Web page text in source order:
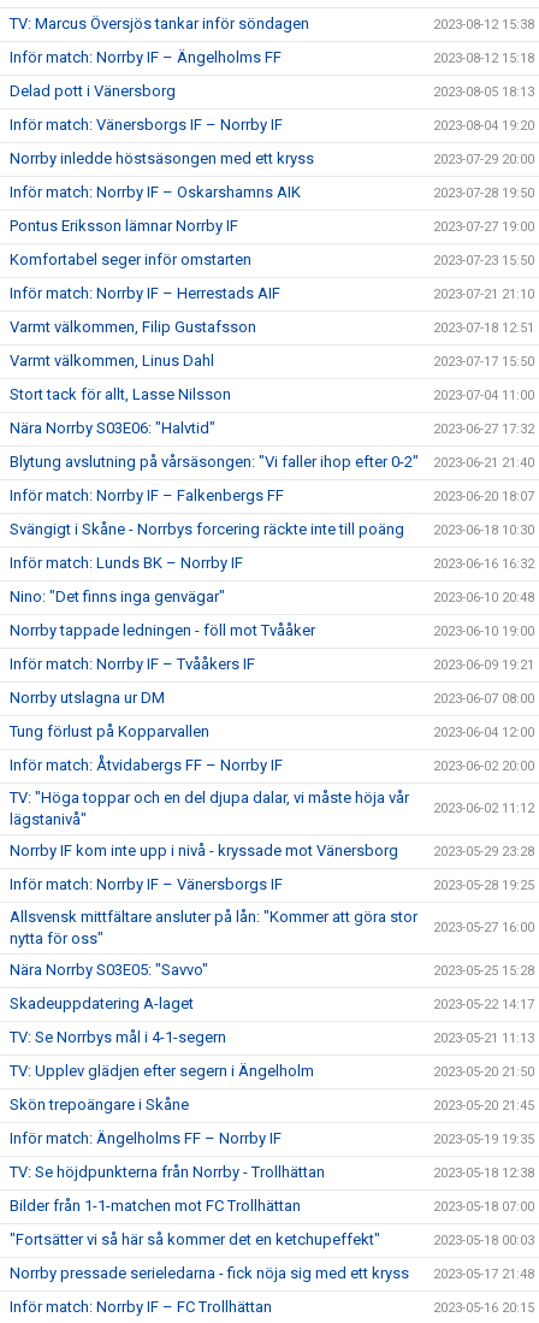
TV: Marcus Översjös tankar inför söndagen 2023-08-12 15:38
Inför match: Norrby IF – Ängelholms FF 2023-08-12 15:18
Delad pott i Vänersborg 2023-08-05 18:13
Inför match: Vänersborgs IF – Norrby IF 2023-08-04 19:20
Norrby inledde höstsäsongen med ett kryss 2023-07-29 20:00
Inför match: Norrby IF – Oskarshamns AIK 2023-07-28 19:50
Pontus Eriksson lämnar Norrby IF 2023-07-27 19:00
Komfortabel seger inför omstarten 2023-07-23 15:50
Inför match: Norrby IF – Herrestads AIF 2023-07-21 21:10
Varmt välkommen, Filip Gustafsson 2023-07-18 12:51
Varmt välkommen, Linus Dahl 2023-07-17 15:50
Stort tack för allt, Lasse Nilsson 2023-07-04 11:00
Nära Norrby S03E06: "Halvtid" 2023-06-27 17:32
Blytung avslutning på vårsäsongen: "Vi faller ihop efter 0-2" 2023-06-21 21:40
Inför match: Norrby IF – Falkenbergs FF 2023-06-20 18:07
Svängigt i Skåne - Norrbys forcering räckte inte till poäng 2023-06-18 10:30
Inför match: Lunds BK – Norrby IF 2023-06-16 16:32
Nino: "Det finns inga genvägar" 2023-06-10 20:48
Norrby tappade ledningen - föll mot Tvååker 2023-06-10 19:00
Inför match: Norrby IF – Tvååkers IF 2023-06-09 19:21
Norrby utslagna ur DM 2023-06-07 08:00
Tung förlust på Kopparvallen 2023-06-04 12:00
Inför match: Åtvidabergs FF – Norrby IF 2023-06-02 20:00
TV: "Höga toppar och en del djupa dalar, vi måste höja vår
lägstanivå"
2023-06-02 11:12
Norrby IF kom inte upp i nivå - kryssade mot Vänersborg 2023-05-29 23:28
Inför match: Norrby IF – Vänersborgs IF 2023-05-28 19:25
Allsvensk mittfältare ansluter på lån: "Kommer att göra stor
nytta för oss"
2023-05-27 16:00
Nära Norrby S03E05: "Savvo" 2023-05-25 15:28
Skadeuppdatering A-laget 2023-05-22 14:17
TV: Se Norrbys mål i 4-1-segern 2023-05-21 11:13
TV: Upplev glädjen efter segern i Ängelholm 2023-05-20 21:50
Skön trepoängare i Skåne 2023-05-20 21:45
Inför match: Ängelholms FF – Norrby IF 2023-05-19 19:35
TV: Se höjdpunkterna från Norrby - Trollhättan 2023-05-18 12:38
Bilder från 1-1-matchen mot FC Trollhättan 2023-05-18 07:00
"Fortsätter vi så här så kommer det en ketchupeffekt" 2023-05-18 00:03
Norrby pressade serieledarna - fick nöja sig med ett kryss 2023-05-17 21:48
Inför match: Norrby IF – FC Trollhättan 2023-05-16 20:15